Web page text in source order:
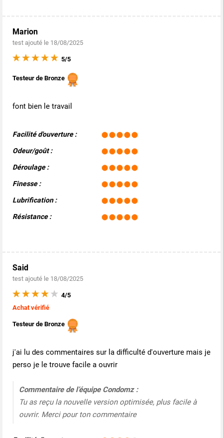
Marion
test ajouté le 18/08/2025
5/5
Testeur de Bronze
font bien le travail
Facilité d'ouverture :
Odeur/goût :
Déroulage :
Finesse :
Lubrification :
Résistance :
Said
test ajouté le 18/08/2025
4/5
Achat vérifié
Testeur de Bronze
j'ai lu des commentaires sur la difficulté d'ouverture mais je
perso je le trouve facile a ouvrir
Commentaire de l’équipe Condomz :
Tu as reçu la nouvelle version optimisée, plus facile à
ouvrir. Merci pour ton commentaire